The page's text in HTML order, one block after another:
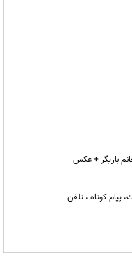
بازیگر + عکس
پیام کوتاه ، تلفن